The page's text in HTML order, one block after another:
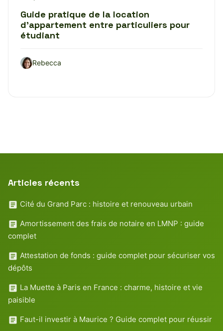
Guide pratique de la location
d’appartement entre particuliers pour
étudiant
Rebecca
Articles récents
Cité du Grand Parc : histoire et renouveau urbain
Amortissement des frais de notaire en LMNP : guide
complet
Attestation de fonds : guide complet pour sécuriser vos
dépôts
La Muette à Paris en France : charme, histoire et vie
paisible
Faut-il investir à Maurice ? Guide complet pour réussir